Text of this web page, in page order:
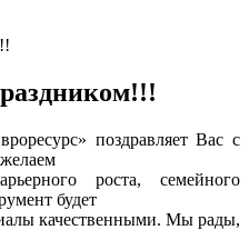
поздравляет Вас с
роста, семейного
будет
качественными. Мы рады,